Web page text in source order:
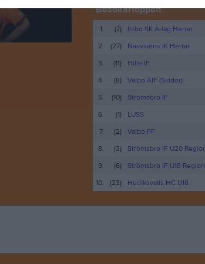
Besökartoppen
1. (7)
Ilsbo SK A-lag Herrar
2.
(27)
Näsvikens IK Herrar
3.
(11)
Hille IF
4.
(8)
Valbo AIF (Skidor)
5.
(10)
Strömsbro IF
6.
(1)
LUSS
7.
(2)
Valbo FF
8.
(3)
Strömsbro IF U20
9.
(6)
Strömsbro IF U18
10.
(23) Hudiksvalls HC U18